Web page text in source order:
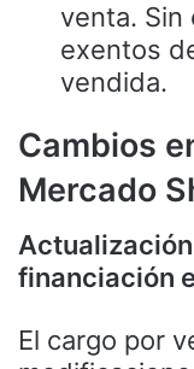
venta. Sin
exentos
vendida.
Cambios
Mercado
financiación
El cargo por